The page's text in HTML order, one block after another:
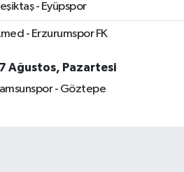
- Eyüpspor
- Erzurumspor FK
Ağustos, Pazartesi
- Göztepe